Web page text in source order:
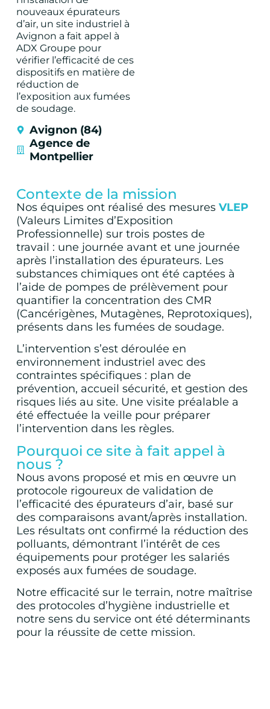
nouveaux épurateurs
d’air, un site industriel à
Avignon a fait appel à
ADX Groupe pour
vérifier l’efficacité de ces
dispositifs en matière de
réduction de
l’exposition aux fumées
de soudage.
Avignon (84)
Agence de
Montpellier
Contexte de la mission
Nos équipes ont réalisé des mesures VLEP
(Valeurs Limites d’Exposition
Professionnelle) sur trois postes de
travail : une journée avant et une journée
après l’installation des épurateurs. Les
substances chimiques ont été captées à
l’aide de pompes de prélèvement pour
quantifier la concentration des CMR
(Cancérigènes, Mutagènes, Reprotoxiques),
présents dans les fumées de soudage.
L’intervention s’est déroulée en
environnement industriel avec des
contraintes spécifiques : plan de
prévention, accueil sécurité, et gestion des
risques liés au site. Une visite préalable a
été effectuée la veille pour préparer
l’intervention dans les règles.
Pourquoi ce site à fait appel à
nous ?
Nous avons proposé et mis en œuvre un
protocole rigoureux de validation de
l’efficacité des épurateurs d’air, basé sur
des comparaisons avant/après installation.
Les résultats ont confirmé la réduction des
polluants, démontrant l’intérêt de ces
équipements pour protéger les salariés
exposés aux fumées de soudage.
Notre efficacité sur le terrain, notre maîtrise
des protocoles d’hygiène industrielle et
notre sens du service ont été déterminants
pour la réussite de cette mission.